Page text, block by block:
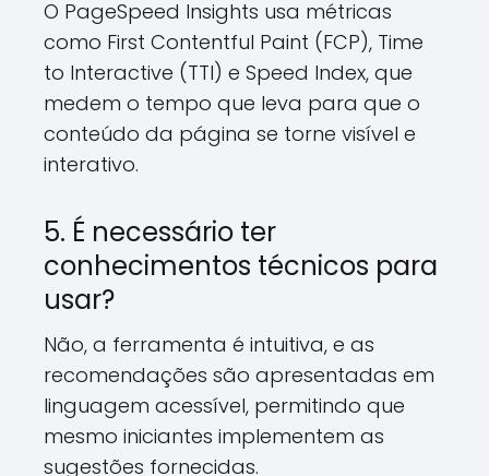
O PageSpeed Insights usa métricas
como First Contentful Paint (FCP), Time
to Interactive (TTI) e Speed Index, que
medem o tempo que leva para que o
conteúdo da página se torne visível e
interativo.
5. É necessário ter
conhecimentos técnicos para
usar?
Não, a ferramenta é intuitiva, e as
recomendações são apresentadas em
linguagem acessível, permitindo que
mesmo iniciantes implementem as
sugestões fornecidas.